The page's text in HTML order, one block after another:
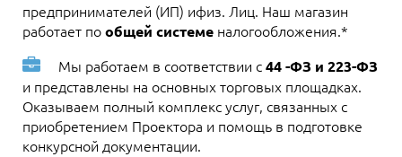
предпринимателей (ИП) ифиз. Лиц. Наш магазин
работает пообщей системе налогообложения.*
Мы работаем в соответствии с44 -ФЗ и 223-ФЗ
и представлены на основных торговых площадках.
Оказываем полный комплекс услуг, связанных с
приобретением Проектора и помощь в подготовке
конкурсной документации.